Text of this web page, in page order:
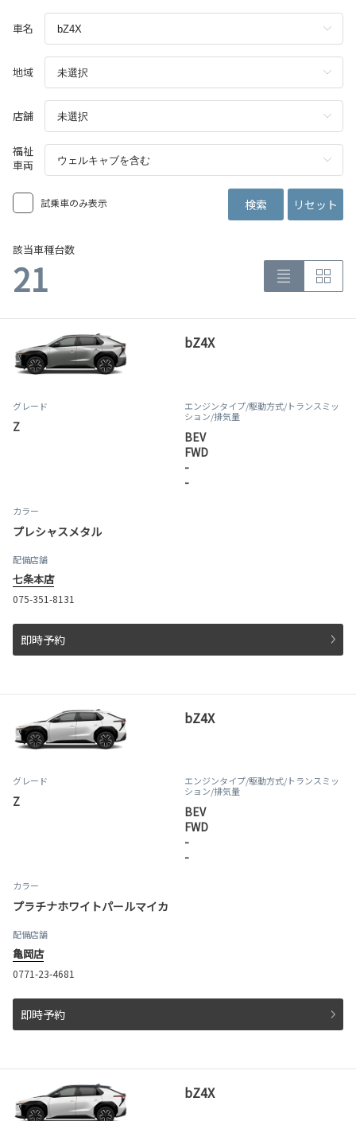
車名
地域
店舗
福祉
車両
試乗車のみ表示 検索 リセット
該当車種台数
21
bZ4X
グレード
Z
エンジンタイプ/駆動方式/トランスミッ
ション/排気量
BEV
FWD
-
-
カラー
プレシャスメタル
配備店舗
七条本店
075-351-8131
即時予約
bZ4X
グレード
Z
エンジンタイプ/駆動方式/トランスミッ
ション/排気量
BEV
FWD
-
-
カラー
プラチナホワイトパールマイカ
配備店舗
亀岡店
0771-23-4681
即時予約
bZ4X